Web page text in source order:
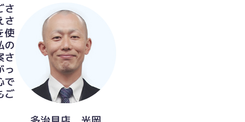
ご主人お手製の木造カーポートとの干渉を避ける
さ
さ
使
の
さ
っ
で
ご